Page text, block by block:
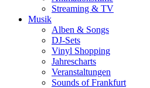
Streaming & TV
Musik
Alben & Songs
DJ-Sets
Vinyl Shopping
Jahrescharts
Veranstaltungen
Sounds of Frankfurt